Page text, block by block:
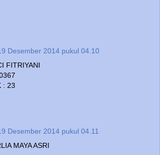
Desember 2014 pukul 04.10
FITRIYANI
: 23
Desember 2014 pukul 04.11
MAYA ASRI